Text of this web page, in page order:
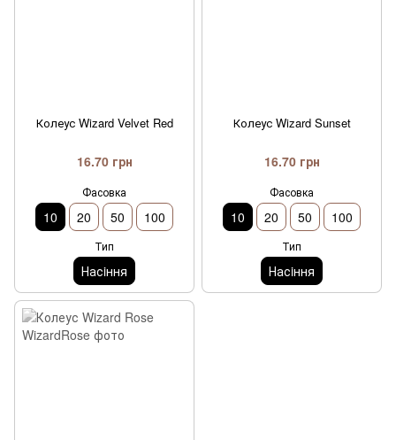
Колеус Wizard Velvet Red
16.70 грн
Фасовка
10 20 50 100
Тип
Насiння
Колеус Wizard Sunset
16.70 грн
Фасовка
10 20 50 100
Тип
Насiння